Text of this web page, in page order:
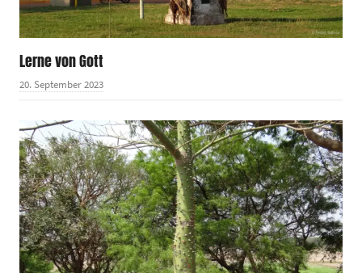
Lerne von Gott
20. September 2023